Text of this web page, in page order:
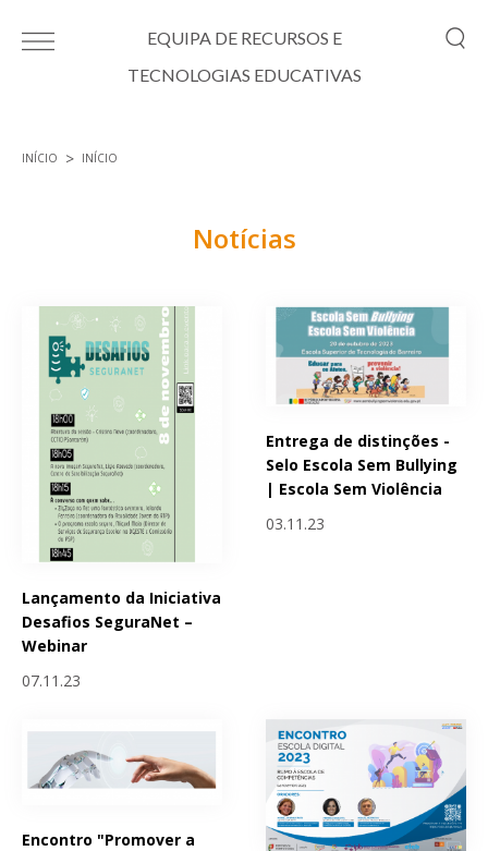
EQUIPA DE RECURSOS E
TECNOLOGIAS EDUCATIVAS
INÍCIO INÍCIO
Notícias
Lançamento da Iniciativa
Desafios SeguraNet –
Webinar
07.11.23
Entrega de distinções -
Selo Escola Sem Bullying
| Escola Sem Violência
03.11.23
Encontro "Promover a
Páginas